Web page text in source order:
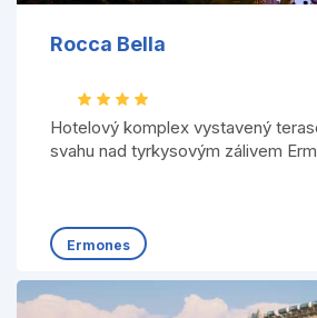
Rocca Bella
Hotelový komplex vystavený
svahu nad tyrkysovým zálivem
Ermones